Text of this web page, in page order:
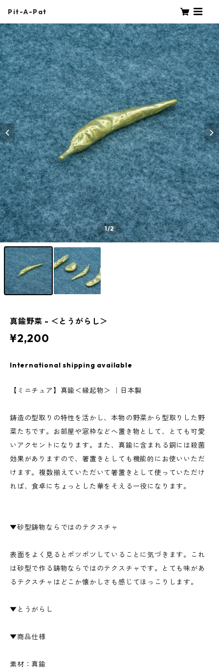
Pit-A-Pat
1/2
真鍮野菜 - ＜とうがらし＞
¥2,200
International shipping available
【ミニチュア】真鍮＜縁起物＞ ｜日本製
鋳造の型取りの特性を活かし、本物の野菜から型取りした野
菜たちです。お部屋や窓枠などへ置き物として、とても可愛
いアクセントになります。また、真鍮に含まれる銅には殺菌
効果がありますので、箸置きとしても機能的にお使いいただ
けます。複数揃えていただいて箸置きとして使っていただけ
れば、食卓にちょっとした華をそえる一役になります。
▼砂型鋳物ならではのテクスチャ
表面をよく見るとポツポツしていることに気づきます。これ
は砂型で作る鋳物ならではのテクスチャです。とても味があ
るテクスチャはどこか懐かしさも感じてほっこりします。
▼とうがらし
▼商品仕様
素材：真鍮